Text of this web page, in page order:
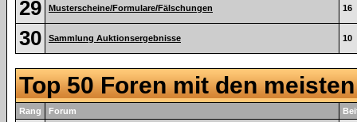
29 Musterscheine/Formulare/Fälschungen 16
30 Sammlung Auktionsergebnisse 10
Top 50 Foren mit den
Rang Forum